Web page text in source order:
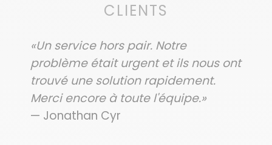
CLIENTS
«Un service hors pair. Notre
problème était urgent et ils nous ont
trouvé une solution rapidement.
Merci encore à toute l'équipe.»
— Jonathan Cyr